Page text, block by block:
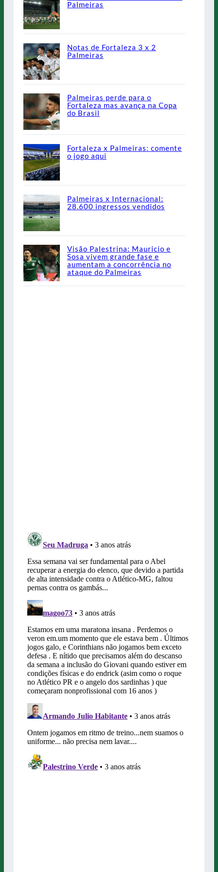
Palmeiras
Notas de Fortaleza 3 x 2
Palmeiras
Palmeiras perde para o
Fortaleza mas avança na Copa
do Brasil
Fortaleza x Palmeiras: comente
o jogo aqui
Palmeiras x Internacional:
28.600 ingressos vendidos
Visão Palestrina: Mauricio e
Sosa vivem grande fase e
aumentam a concorrência no
ataque do Palmeiras